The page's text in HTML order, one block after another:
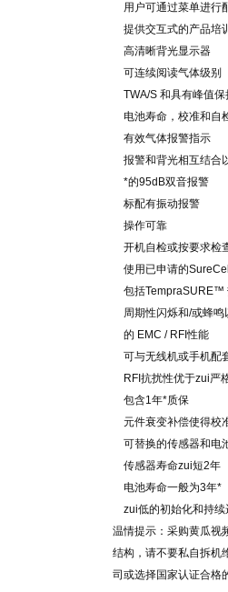
用户可通过菜单进行
提供交互式的产品培
高清晰背光显示器
可连续阅读气体级别
TWA/S 和具有峰值保
电池寿命，校准和自
有效气体报警指示
报警和背光相互结合
*的95dB双音报警
标配有振动报警
操作可靠
开机自检或按要求检
使用已申请的
包括TempraSURE™
周期性闪烁和/或蜂鸣
的 EMC / RFI性能
可与无线机或手机配
RFI抗扰性优于zui严
包含1年*质保
元件衰变补偿使得校
可替换的传感器和电
传感器寿命zui短2年
电池寿命一般为3年*
zui低的初始化和持续
温情提示：采购黄瓜视
结构，请不要私自拆机
司或选择国家认证合格